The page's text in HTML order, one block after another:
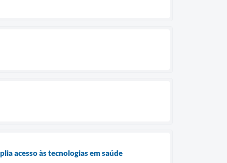
acesso às tecnologias em saúde